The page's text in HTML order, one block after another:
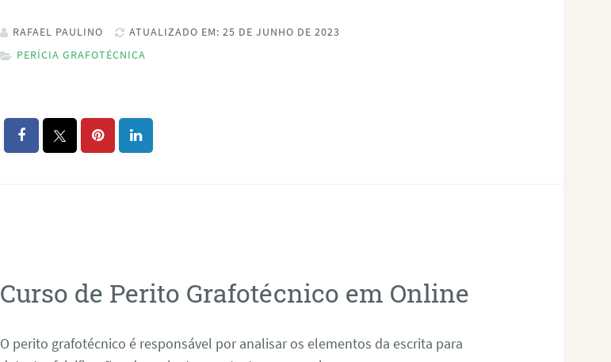
RAFAEL PAULINO
ATUALIZADO EM: 25 DE JUNHO DE 2023
PERÍCIA GRAFOTÉCNICA
Curso de Perito Grafotécnico em Online
O perito grafotécnico é responsável por analisar os elementos da escrita para